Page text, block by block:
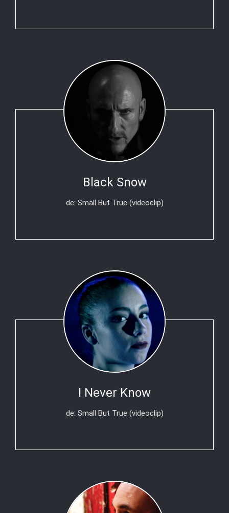
Black Snow
de: Small But True (videoclip)
I Never Know
de: Small But True (videoclip)